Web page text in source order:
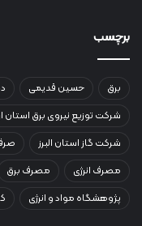
برچسب
برق حسین قدیمی
شرکت توزیع نیروی برق استان
شرکت گاز استان البرز
مصرف انرژی
مصرف برق
پژوهشگاه مواد و انرژی